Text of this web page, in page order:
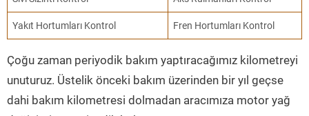
Yakıt Hortumları Kontrol Fren Hortumları Kontrol
Çoğu zaman periyodik bakım yaptıracağımız kilometreyi
unuturuz. Üstelik önceki bakım üzerinden bir yıl geçse
dahi bakım kilometresi dolmadan aracımıza motor yağ